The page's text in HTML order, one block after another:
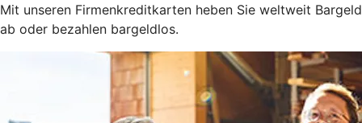
Mit unseren Firmenkreditkarten heben Sie weltweit Bargeld
ab oder bezahlen bargeldlos.